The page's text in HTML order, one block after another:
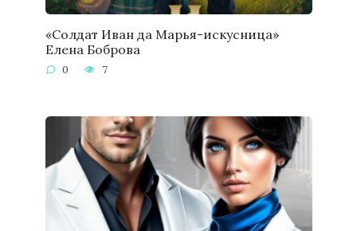
«Солдат Иван да Марья-искусница»
Елена Боброва
0 7